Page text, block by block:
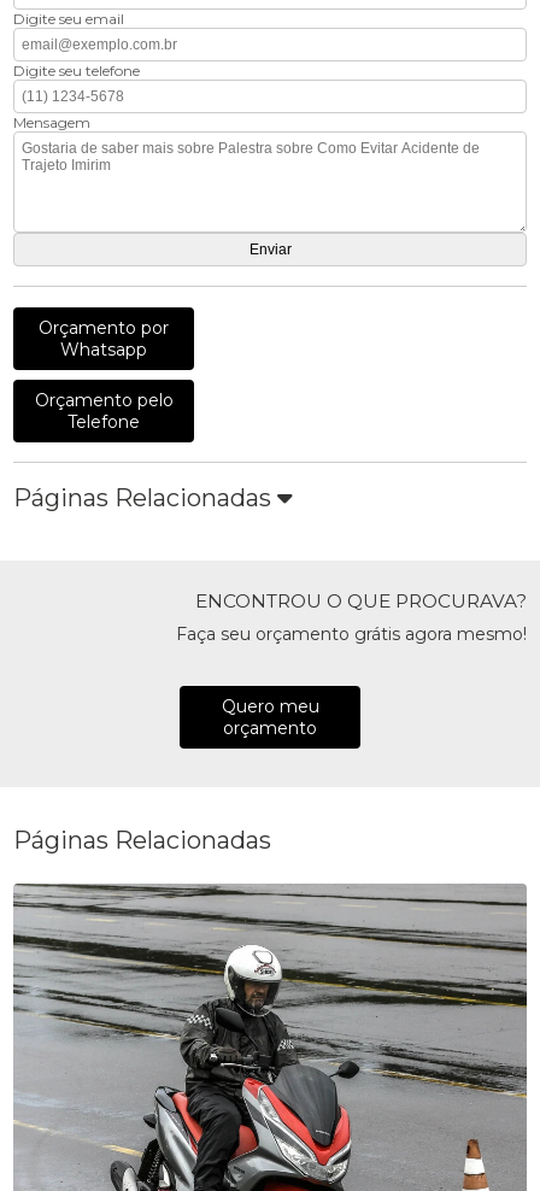
Digite seu email
Digite seu telefone
Mensagem
Orçamento por
Whatsapp
Orçamento pelo
Telefone
Páginas Relacionadas
ENCONTROU O QUE PROCURAVA?
Faça seu orçamento grátis agora mesmo!
Quero meu
orçamento
Páginas Relacionadas